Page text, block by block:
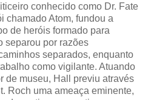
conhecido como Dr. Fate
chamado Atom, fundou a
de heróis formado para
separou por razões
separados, enquanto
como vigilante. Atuando
de museu, Hall previu através
Roch uma ameaça eminente,